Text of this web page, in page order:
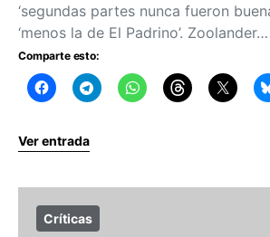
‘segundas partes nunca fueron
‘menos la de El Padrino’. Zoolander…
Comparte esto:
Ver entrada
Críticas